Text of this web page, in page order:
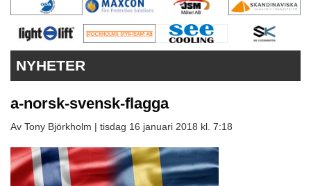
VÅRA ANDRA MAGASIN
ANNONSERA
NYHETER
a-norsk-svensk-flagga
Av Tony Björkholm | tisdag 16 januari 2018 kl. 7:18